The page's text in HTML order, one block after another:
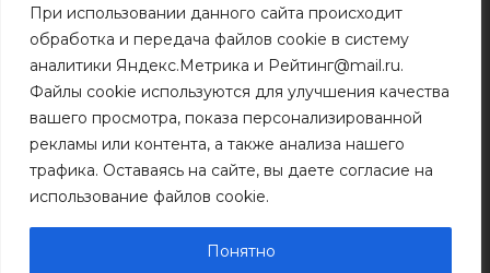
При использовании данного сайта происходит
обработка и передача файлов cookie в систему
аналитики Яндекс.Метрика и Рейтинг@mail.ru.
Файлы cookie используются для улучшения качества
вашего просмотра, показа персонализированной
рекламы или контента, а также анализа нашего
трафика. Оставаясь на сайте, вы даете согласие на
использование файлов cookie.
Понятно
Поиск
разрешения правообладателя.